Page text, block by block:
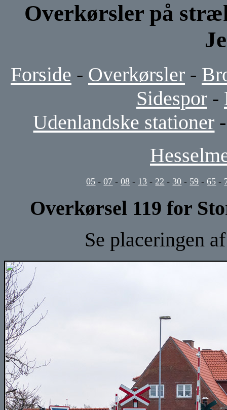
Overkørsler på
Forside - Overkørsler -
Sidespor -
Udenlandske stationer
05 -07 -08 - 13 - 22 - 30 - 59 -65 -
Overkørsel 119 for
Se placeringen